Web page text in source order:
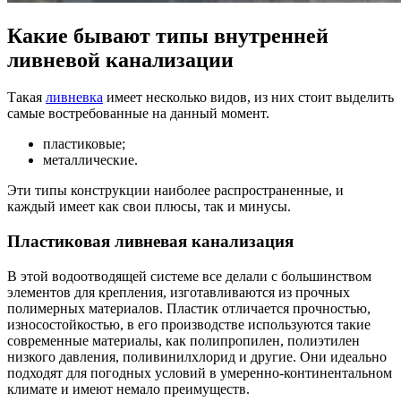
Какие бывают типы внутренней
ливневой канализации
Такая ливневка имеет несколько видов, из них стоит выделить
самые востребованные на данный момент.
пластиковые;
металлические.
Эти типы конструкции наиболее распространенные, и
каждый имеет как свои плюсы, так и минусы.
Пластиковая ливневая канализация
В этой водоотводящей системе все делали с большинством
элементов для крепления, изготавливаются из прочных
полимерных материалов. Пластик отличается прочностью,
износостойкостью, в его производстве используются такие
современные материалы, как полипропилен, полиэтилен
низкого давления, поливинилхлорид и другие. Они идеально
подходят для погодных условий в умеренно-континентальном
климате и имеют немало преимуществ.